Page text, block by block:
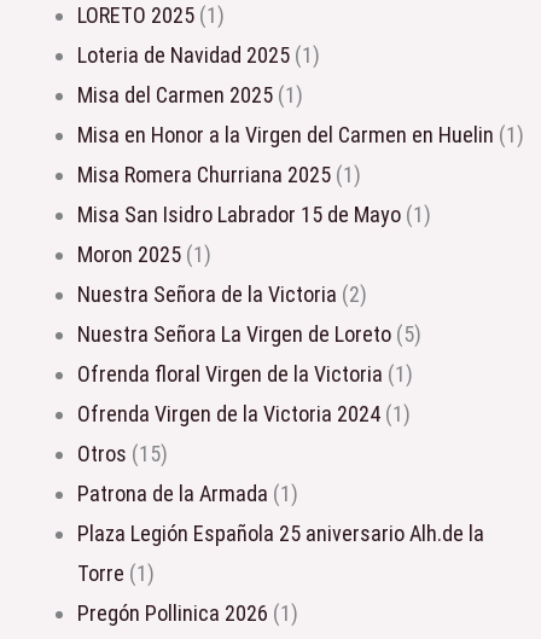
LORETO 2025 (1)
Loteria de Navidad 2025 (1)
Misa del Carmen 2025 (1)
Misa en Honor a la Virgen del Carmen en Huelin (1)
Misa Romera Churriana 2025 (1)
Misa San Isidro Labrador 15 de Mayo (1)
Moron 2025 (1)
Nuestra Señora de la Victoria (2)
Nuestra Señora La Virgen de Loreto (5)
Ofrenda floral Virgen de la Victoria (1)
Ofrenda Virgen de la Victoria 2024 (1)
Otros (15)
Patrona de la Armada (1)
Plaza Legión Española 25 aniversario Alh.de la
Torre (1)
Pregón Pollinica 2026 (1)